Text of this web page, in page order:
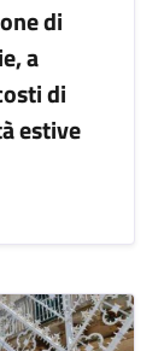
di
a
di
estive